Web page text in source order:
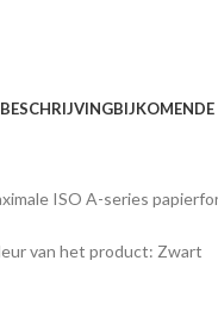
BESCHRIJVING
ISO A-series
van het product: Zwart